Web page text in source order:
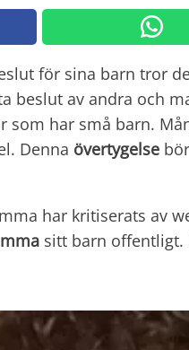
för sina barn tror
beslut av andra och
har små barn.
Denna övertygelse
har kritiserats av
sitt barn offentligt.